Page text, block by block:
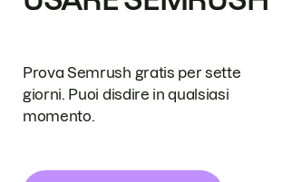
Prova Semrush gratis per sette
giorni. Puoi disdire in qualsiasi
momento.